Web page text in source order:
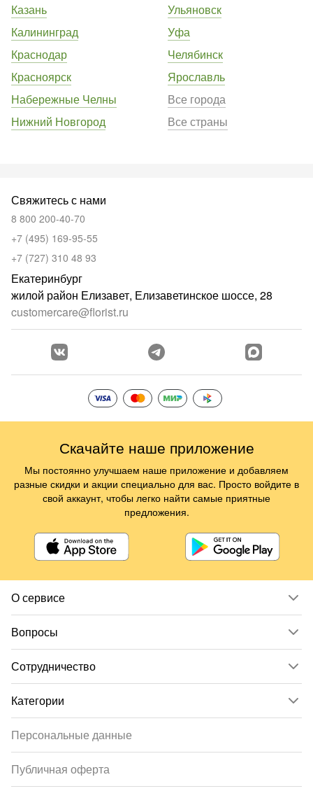
Казань
Калининград
Краснодар
Красноярск
Набережные Челны
Нижний Новгород
Ульяновск
Уфа
Челябинск
Ярославль
Все города
Все страны
О сервисе
Вопросы
Сотрудничество
Категории
Свяжитесь с нами
8 800 200-40-70
+7 (495) 169-95-55
+7 (727) 310 48 93
Екатеринбург
жилой район Елизавет, Елизаветинское шоссе, 28
customercare@florist.ru
Персональные данные
Публичная оферта
Скачайте наше приложение
Мы постоянно улучшаем наше приложение и добавляем
разные скидки и акции специально для вас. Просто войдите в
свой аккаунт, чтобы легко найти самые приятные
предложения.